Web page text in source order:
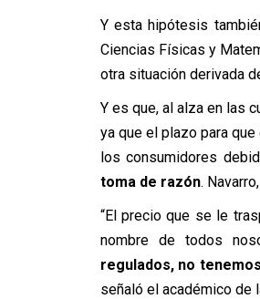
Y esta hipótesis
Ciencias Físicas y
otra situación derivada
Y es que, al alza en las
ya que el plazo para
los consumidores
toma de razón.
“El precio que se le
nombre de todos
regulados, no
señaló el académico de